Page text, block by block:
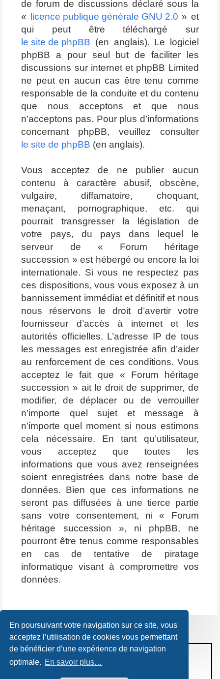
En poursuivant votre navigation sur ce site, vous
acceptez l’utilisation de cookies vous permettant
de bénéficier d’une expérience de navigation
optimale. En savoir plus…
de forum de discussions déclaré sous la
«
licence publique générale GNU 2.0 » et
qui peut être téléchargé sur
le site de phpBB (en anglais). Le logiciel
phpBB a pour seul but de faciliter les
discussions sur internet et phpBB Limited
ne peut en aucun cas être tenu comme
responsable de la conduite et du contenu
que nous acceptons et que nous
n’acceptons pas. Pour plus d’informations
concernant phpBB, veuillez consulter
le site de phpBB (en anglais).
Vous acceptez de ne publier aucun
contenu à caractère abusif, obscène,
vulgaire, diffamatoire, choquant,
menaçant, pornographique, etc. qui
pourrait transgresser la législation de
votre pays, du pays dans lequel le
serveur de « Forum héritage
succession » est hébergé ou encore la loi
internationale. Si vous ne respectez pas
ces dispositions, vous vous exposez à un
bannissement immédiat et définitif et nous
nous réservons le droit d’avertir votre
fournisseur d’accès à internet et les
autorités officielles. L’adresse IP de tous
les messages est enregistrée afin d’aider
au renforcement de ces conditions. Vous
acceptez le fait que « Forum héritage
succession » ait le droit de supprimer, de
modifier, de déplacer ou de verrouiller
n’importe quel sujet et message à
n’importe quel moment si nous estimons
cela nécessaire. En tant qu’utilisateur,
vous acceptez que toutes les
informations que vous avez renseignées
soient enregistrées dans notre base de
données. Bien que ces informations ne
seront pas diffusées à une tierce partie
sans votre consentement, ni « Forum
héritage succession », ni phpBB, ne
pourront être tenus comme responsables
en cas de tentative de piratage
informatique visant à compromettre vos
données.
CONDITIONS D’UTILISATION
POLITIQUE DE VIE PRIVÉE